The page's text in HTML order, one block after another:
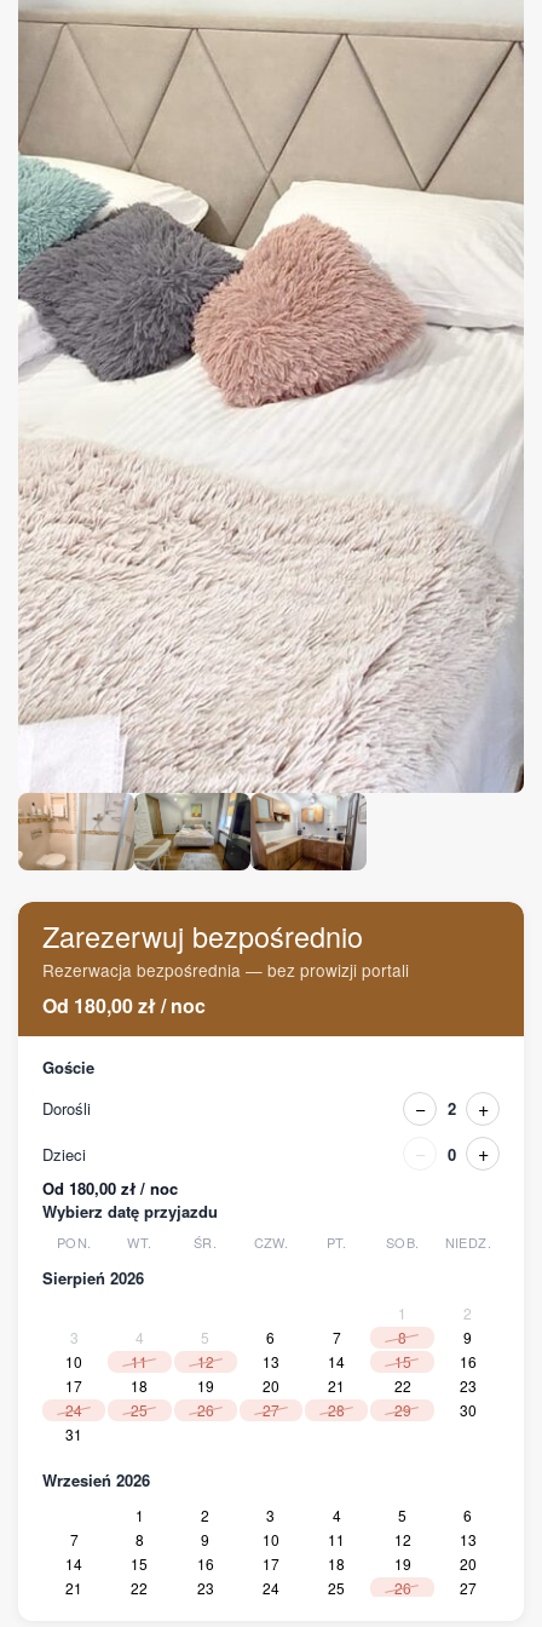
Zarezerwuj bezpośrednio
Rezerwacja bezpośrednia — bez prowizji portali
Od 180,00zł/noc
Goście
Dorośli
− 2 +
Dzieci − 0 +
Od 180,00 zł / noc
Wybierz datę przyjazdu
PON. WT. ŚR. CZW. PT. SOB. NIEDZ.
Sierpień 2026
1
2
3
4 5 6 7 8
9
10
11 12 13 14 15
16
17
18 19 20 21 22
23
24
25 26 27 28 29
30
31
Wrzesień 2026
1 2 3 4 5
6
7
8 9 10 11 12
13
14
15 16 17 18 19
20
21
22 23 24 25 26
27